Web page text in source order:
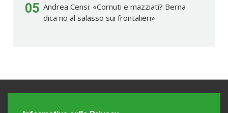
05 Andrea Censi: «Cornuti e mazziati? Berna
dica no al salasso sui frontalieri»